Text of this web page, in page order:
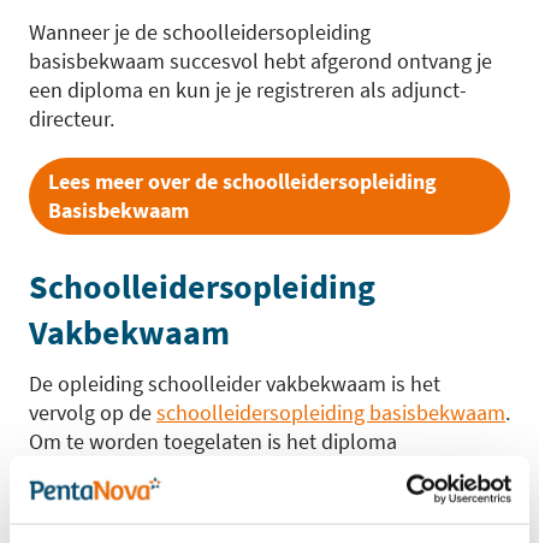
Wanneer je de schoolleidersopleiding
basisbekwaam succesvol hebt afgerond ontvang je
een diploma en kun je je registreren als adjunct-
directeur.
Lees meer over de schoolleidersopleiding
Basisbekwaam
Schoolleidersopleiding
Vakbekwaam
De opleiding schoolleider vakbekwaam is het
vervolg op deschoolleidersopleiding basisbekwaam.
Om te worden toegelaten is het diploma
schoolleider basisbekwaam en enige ervaring in een
aanstelling als schoolleider vereist. Tijdens de
schoolleidersopleiding vakbekwaam leer je om op